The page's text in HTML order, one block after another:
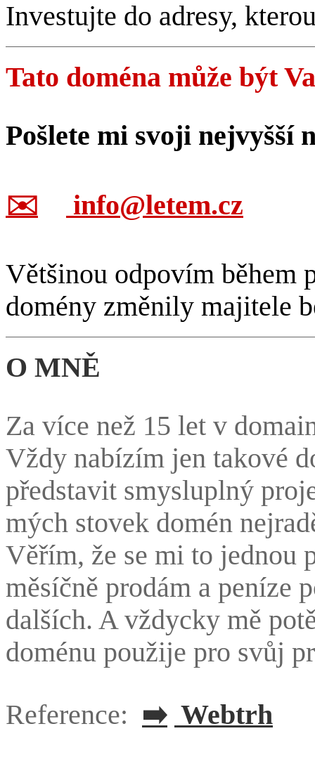
Investujte do adresy,
Tato doména může být
Pošlete mi svoji nejvyšší
✉️ info@letem.cz
Většinou odpovím během
domény změnily majitele
O MNĚ
Za více než 15 let v
Vždy nabízím jen takové
představit smysluplný
mých stovek domén
Věřím, že se mi to jednou
měsíčně prodám a peníze
dalších. A vždycky mě
doménu použije pro svůj
Reference: ➡️ Webtrh